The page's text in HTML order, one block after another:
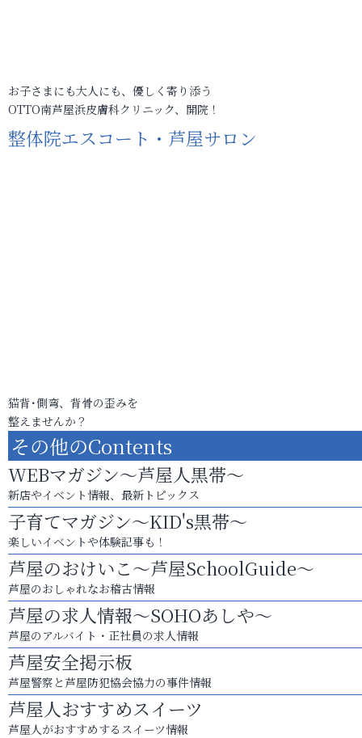
お子さまにも大人にも、優しく寄り添う
OTTO南芦屋浜皮膚科クリニック、開院！
整体院エスコート・芦屋サロン
猫背･側弯、背骨の歪みを
整えませんか？
その他のContents
WEBマガジン～芦屋人黒帯～
新店やイベント情報、最新トピックス
子育てマガジン～KID's黒帯～
楽しいイベントや体験記事も！
芦屋のおけいこ～芦屋SchoolGuide～
芦屋のおしゃれなお稽古情報
芦屋の求人情報～SOHOあしや～
芦屋のアルバイト・正社員の求人情報
芦屋安全掲示板
芦屋警察と芦屋防犯協会協力の事件情報
芦屋人おすすめスイーツ
芦屋人がおすすめするスイーツ情報